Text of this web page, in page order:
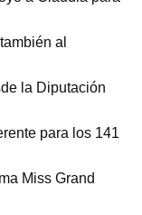
al
la Diputación
para los 141
Miss Grand